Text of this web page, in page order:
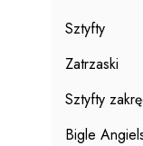
Sztyfty
Zatrzaski
Sztyfty
Bigle